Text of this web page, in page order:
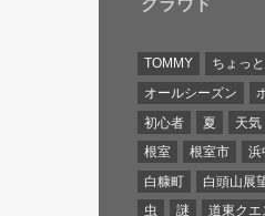
TOMMY ちょっ
オールシーズン
初心者
夏 天気
根室
根室市 浜
白糠町
白頭山展
虫
謎 道東クエ